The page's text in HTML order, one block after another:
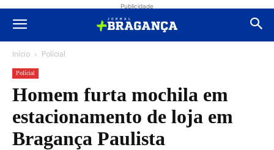
Publicidade
Início Polícial
Polícial
Homem furta mochila em
estacionamento de loja em
Bragança Paulista